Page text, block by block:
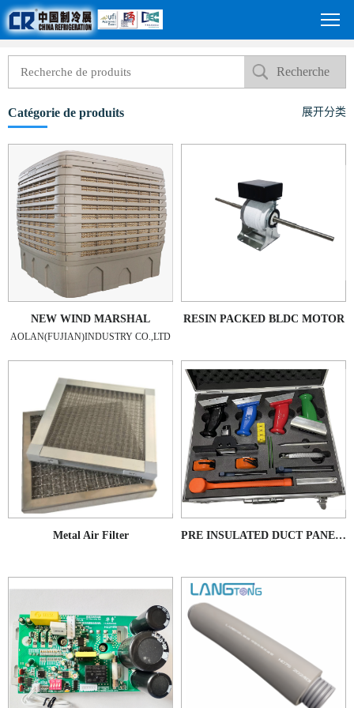
Catégorie de produits 展开分类
NEW WIND MARSHAL
AOLAN(FUJIAN)INDUSTRY CO.,LTD
RESIN PACKED BLDC MOTOR
Metal Air Filter PRE INSULATED DUCT PANEL TOOLBOX